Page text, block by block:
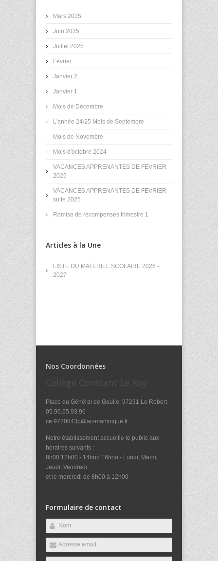
Mars 2025
Juin 2025
Juillet 2025
Février
Janvier 2
Janvier 1
Mois de Décembre
L'année 24/25 Mois de Septembre
Mois de Novembre
Mois d'octobre 2024
VACANCES APPRENANTES DE FEVRIER
2025
VACANCES APPRENANTES DE FEVRIER
suite 2025
Remise de récompenses trimestre 1
Articles à la Une
LISTE DU MATERIEL SCOLAIRE 2026 -
2027
Nos Coordonnées
Collège Constant Le Ray
Place du Général de Gaulle, 97231 Le Robert
05.96.65.93.96
ce.9720043p@ac-martinique.fr
Notre établissement accueille le public aux
horaires suivants :
8h00 12h00 - 14hoo 16hoo - Lundi, Mardi,
Jeudi, Vendredi
et le mercredi de 8h00 à 12h00
Formulaire de contact